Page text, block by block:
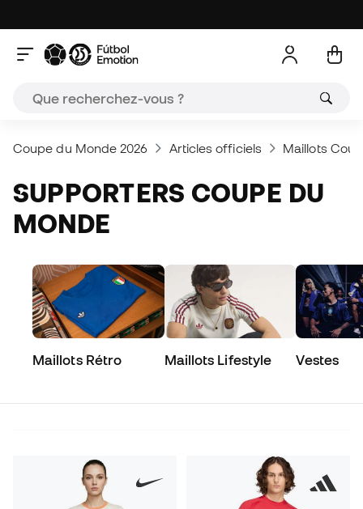
Coupe du Monde 2026 Articles officiels Maillots
SUPPORTERS COUPE DU
MONDE
Maillots Rétro Maillots Lifestyle Vestes